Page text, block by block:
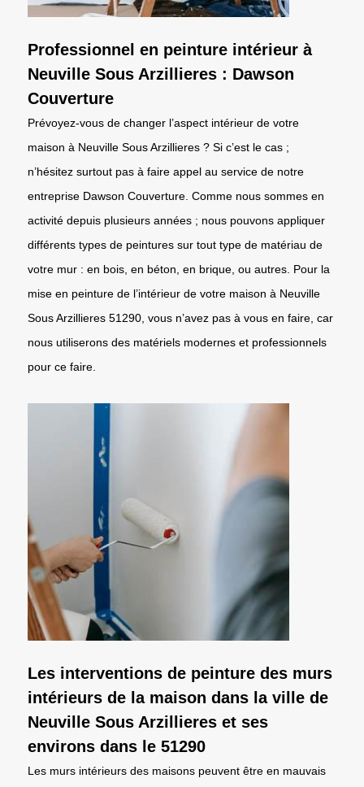
Professionnel en peinture intérieur à
Neuville Sous Arzillieres : Dawson
Couverture
Prévoyez-vous de changer l’aspect intérieur de votre
maison à Neuville Sous Arzillieres ? Si c’est le cas ;
n’hésitez surtout pas à faire appel au service de notre
entreprise Dawson Couverture. Comme nous sommes en
activité depuis plusieurs années ; nous pouvons appliquer
différents types de peintures sur tout type de matériau de
votre mur : en bois, en béton, en brique, ou autres. Pour la
mise en peinture de l’intérieur de votre maison à Neuville
Sous Arzillieres 51290, vous n’avez pas à vous en faire, car
nous utiliserons des matériels modernes et professionnels
pour ce faire.
Les interventions de peinture des murs
intérieurs de la maison dans la ville de
Neuville Sous Arzillieres et ses
environs dans le 51290
Les murs intérieurs des maisons peuvent être en mauvais